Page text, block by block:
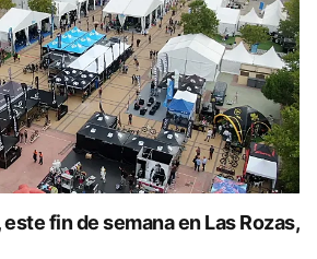
fin de semana en Las Rozas,